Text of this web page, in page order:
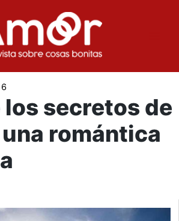
los secretos de
romántica